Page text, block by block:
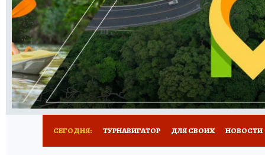
ПРЕСС-ЦЕНТР НЕДВИЖИМОСТЬ
КОЛЛЕКЦИИ КП РЕКЛАМА ОБЪЯВЛЕНИЯ
СЕГОДНЯ: ТУРНАВИГАТОР ДЛЯ СВОИХ НОВОСТИ